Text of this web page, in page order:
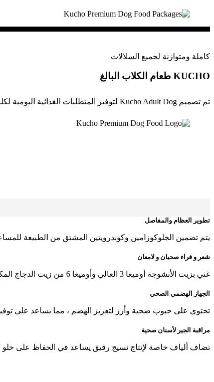
كاملة ومتوازنة لجميع السلالات
KUCHO طعام الكلاب البالغ
تم تصميم Kucho Adult Dog لتوفير المتطلبات الغذائية اليومية لكلبك ، ويتم صياغته بواسطة أخصائيين في تغذية أغذية الحيوانات الأليفة ويتم إنتاجهم بواسطة تكنولوجيا البثق لزيادة الجودة.
تطوير العظام والمفاصل
يتم تضمين الجلوكوزامين وكوندرويتين المشتق من الطبيعة
شعر و فراء صحيان و لامعان
غني بزيت الأنشوجة أوميغا 3 العالي وأوميغا 6 من زيت الدجاج المكرر لتوفير نسبة مثالية للبشرة صحية و فرو لامع.
الجهاز الهضمي الصحي
تحتوي على حبوب صحية وأرز لتعزيز الهضم ، مما يساعد على
مراقبة الجير لأسنان صحية
تضاف ألياف خاصة لإنتاج نسيج رقيق يساعد في الحفاظ على خلو